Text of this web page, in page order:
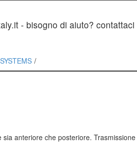
- bisogno di aiuto?
anteriore che posteriore.